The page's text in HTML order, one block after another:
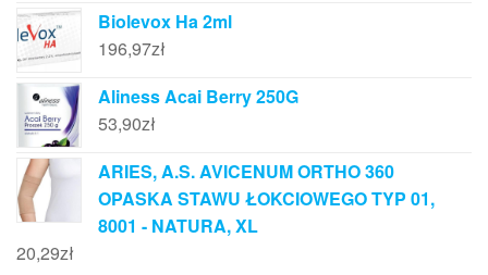
Biolevox Ha 2ml
196,97zł
Aliness Acai Berry 250G
53,90zł
ARIES, A.S. AVICENUM ORTHO 360
OPASKA STAWU ŁOKCIOWEGO TYP 01,
8001 - NATURA, XL
20,29zł